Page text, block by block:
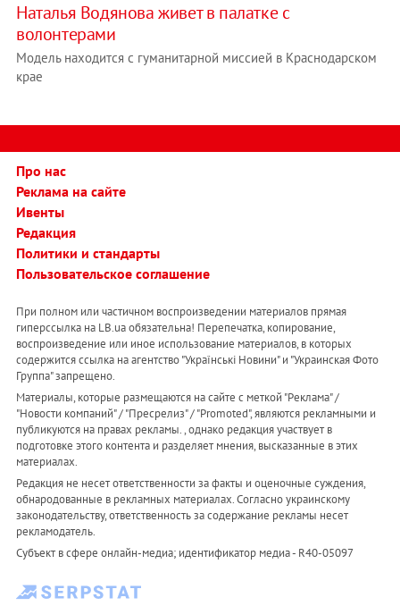
Наталья Водянова живет в палатке с
волонтерами
Модель находится с гуманитарной миссией в Краснодарском
крае
Про нас
Реклама на сайте
Ивенты
Редакция
Политики и стандарты
Пользовательское соглашение
При полном или частичном воспроизведении материалов прямая
гиперссылка на LB.ua обязательна! Перепечатка, копирование,
воспроизведение или иное использование материалов, в которых
содержится ссылка на агентство "Українськi Новини" и "Украинская Фото
Группа" запрещено.
Материалы, которые размещаются на сайте с меткой "Реклама" /
"Новости компаний" / "Пресрелиз" / "Promoted", являются рекламными и
публикуются на правах рекламы. , однако редакция участвует в
подготовке этого контента и разделяет мнения, высказанные в этих
материалах.
Редакция не несет ответственности за факты и оценочные суждения,
обнародованные в рекламных материалах. Согласно украинскому
законодательству, ответственность за содержание рекламы несет
рекламодатель.
Субъект в сфере онлайн-медиа; идентификатор медиа - R40-05097